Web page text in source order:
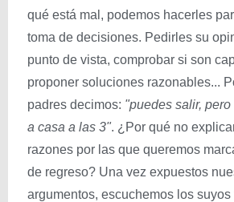
qué está mal, podemos hacerles
toma de decisiones. Pedirles su
punto de vista, comprobar si son
proponer soluciones razonables...
padres decimos: "puedes salir,
a casa a las 3". ¿Por qué no
razones por las que queremos
de regreso? Una vez expuestos
argumentos, escuchemos los